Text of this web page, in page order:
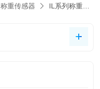
称重传感器 IL系列称重传感器